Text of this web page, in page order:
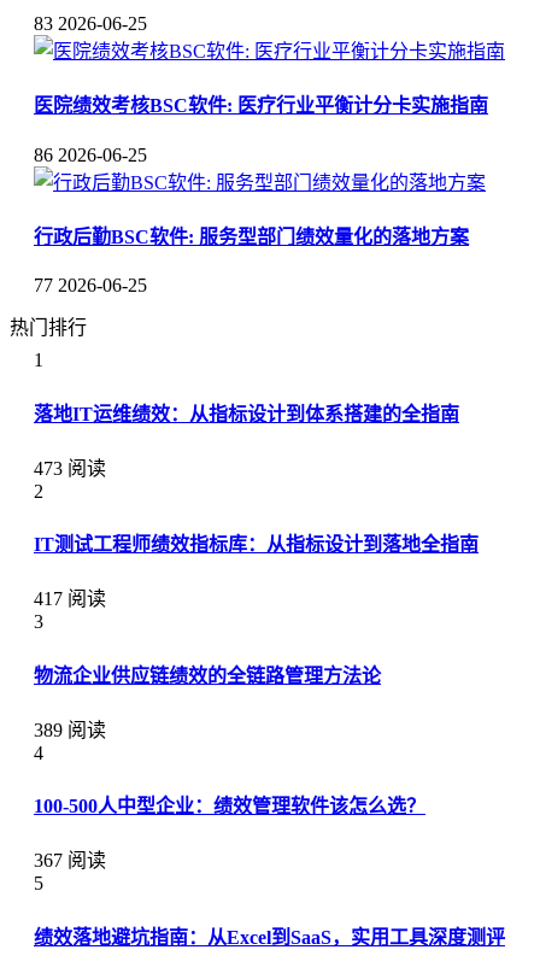
83 2026-06-25
医院绩效考核BSC软件: 医疗行业平衡计分卡实施指南
86 2026-06-25
行政后勤BSC软件: 服务型部门绩效量化的落地方案
77 2026-06-25
热门排行
1
落地IT运维绩效：从指标设计到体系搭建的全指南
473 阅读
2
IT测试工程师绩效指标库：从指标设计到落地全指南
417 阅读
3
物流企业供应链绩效的全链路管理方法论
389 阅读
4
100-500人中型企业：绩效管理软件该怎么选？
367 阅读
5
绩效落地避坑指南：从Excel到SaaS，实用工具深度测评